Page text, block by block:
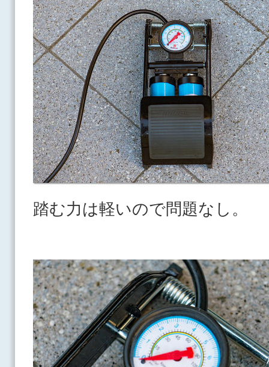
踏む力は軽いので問題なし。